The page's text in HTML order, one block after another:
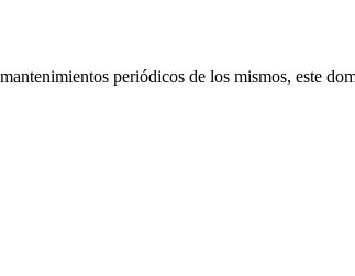
periódicos de los mismos, este